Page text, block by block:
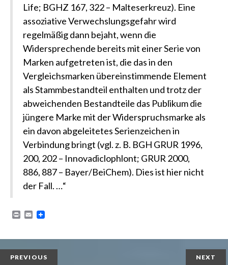
Life; BGHZ 167, 322 – Malteserkreuz). Eine
assoziative Verwechslungsgefahr wird
regelmäßig dann bejaht, wenn die
Widersprechende bereits mit einer Serie von
Marken aufgetreten ist, die das in den
Vergleichsmarken übereinstimmende Element
als Stammbestandteil enthalten und trotz der
abweichenden Bestandteile das Publikum die
jüngere Marke mit der Widerspruchsmarke als
ein davon abgeleitetes Serienzeichen in
Verbindung bringt (vgl. z. B. BGH GRUR 1996,
200, 202 – Innovadiclophlont; GRUR 2000,
886, 887 – Bayer/BeiChem). Dies ist hier nicht
der Fall. …“
P
n
t
E
i
l
PREVIOUS NEXT